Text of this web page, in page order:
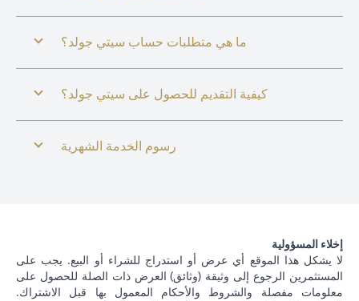
ما هي متطلبات حساب سيتي جولد؟
كيفية التقديم للحصول على سيتي جولد؟
رسوم الخدمة الشهرية
إخلاء المسؤولية
لا يشكل هذا الموقع أي عرض أو استدراج للشراء أو البيع. يجب على
المستثمرين الرجوع إلى وثيقة (وثائق) العرض ذات الصلة للحصول على
معلومات مفصلة والشروط والأحكام المعمول بها قبل الاشتراك.